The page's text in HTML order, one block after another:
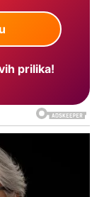
prilika!